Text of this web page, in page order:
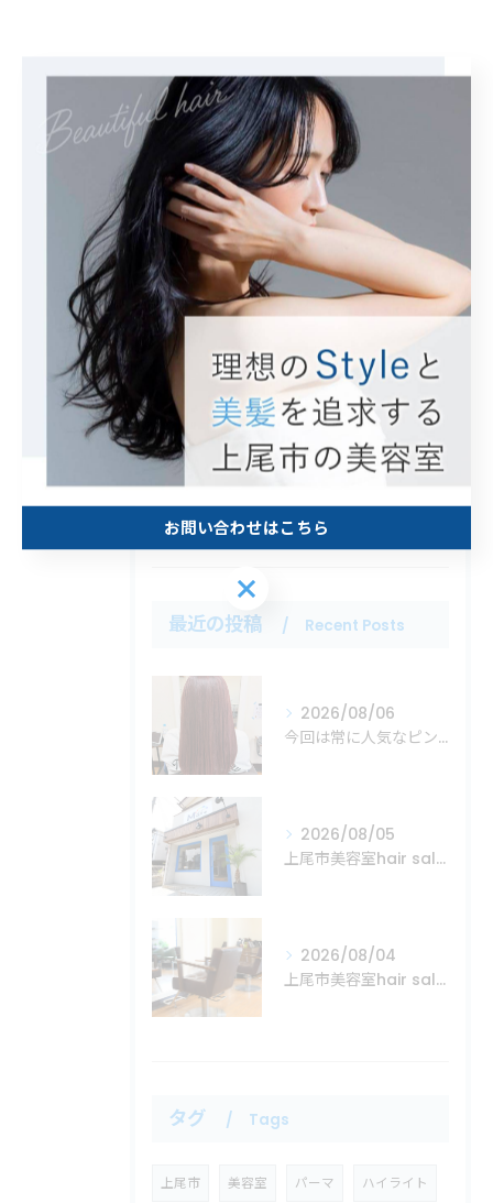
< 前のページ 一覧に戻る
カテゴリー Categories
全てのカテゴリー
カット
カラー
白髪ぼかし
トリートメント
縮毛矯正
最近の投稿 Recent Posts
2026/08/06
今回は常に人気なピンクカラーの紹介！
2026/08/05
上尾市美容室hair salon Mare
2026/08/04
上尾市美容室hair salon Mare
タグ Tags
上尾市 美容室 パーマ ハイライト
お問い合わせはこちら
お問い合わせはこちら